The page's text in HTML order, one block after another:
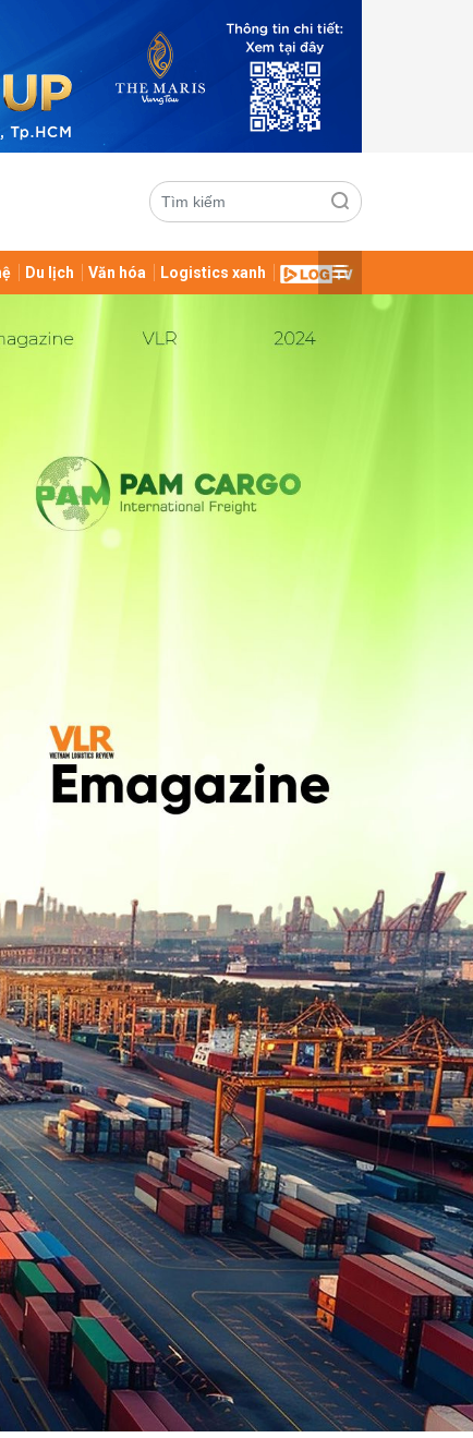
Du lịch Văn hóa Logistics xanh